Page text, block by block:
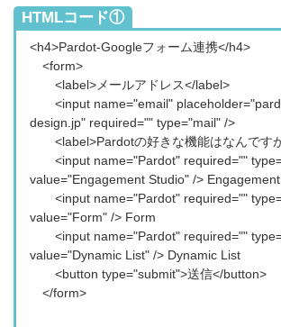
HTMLコード①
<h4>Pardot-Googleフォーム連携</h4>
<form>
<label>メールアドレス</label>
<input name="email"
design.jp" required="" type="mail" />
<label>Pardotの好きな機能はなんです
<input name="Pardot" required=""
value="Engagement Studio" />
<input name="Pardot" required=""
value="Form" /> Form
<input name="Pardot" required=""
value="Dynamic List" /> Dynamic List
<button type="submit">送信</button>
</form>